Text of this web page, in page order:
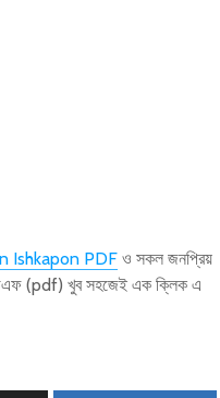
Ishkapon PDF ও সকল জনপ্রিয়
(pdf) খুব সহজেই এক ক্লিক এ